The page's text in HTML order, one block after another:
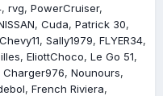
rvg PowerCruiser
Cuda Patrick 30
Chevy11 Sally1979 FLYER34
EliottChoco Le Go 51
Charger976 Nounours
French Riviera